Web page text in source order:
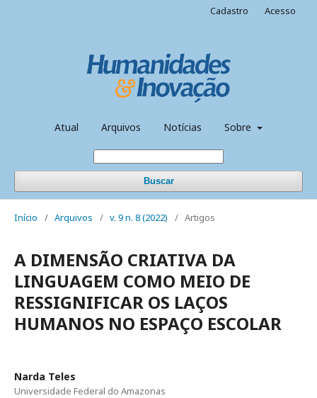
Atual Arquivos Notícias Sobre
Buscar
Cadastro Acesso
Início / Arquivos / v. 9 n. 8 (2022) / Artigos
A DIMENSÃO CRIATIVA DA
LINGUAGEM COMO MEIO DE
RESSIGNIFICAR OS LAÇOS
HUMANOS NO ESPAÇO ESCOLAR
Narda Teles
Universidade Federal do Amazonas